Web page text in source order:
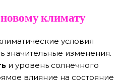
климату
условия
значительные изменения.
и уровень солнечного
влияние на состояние